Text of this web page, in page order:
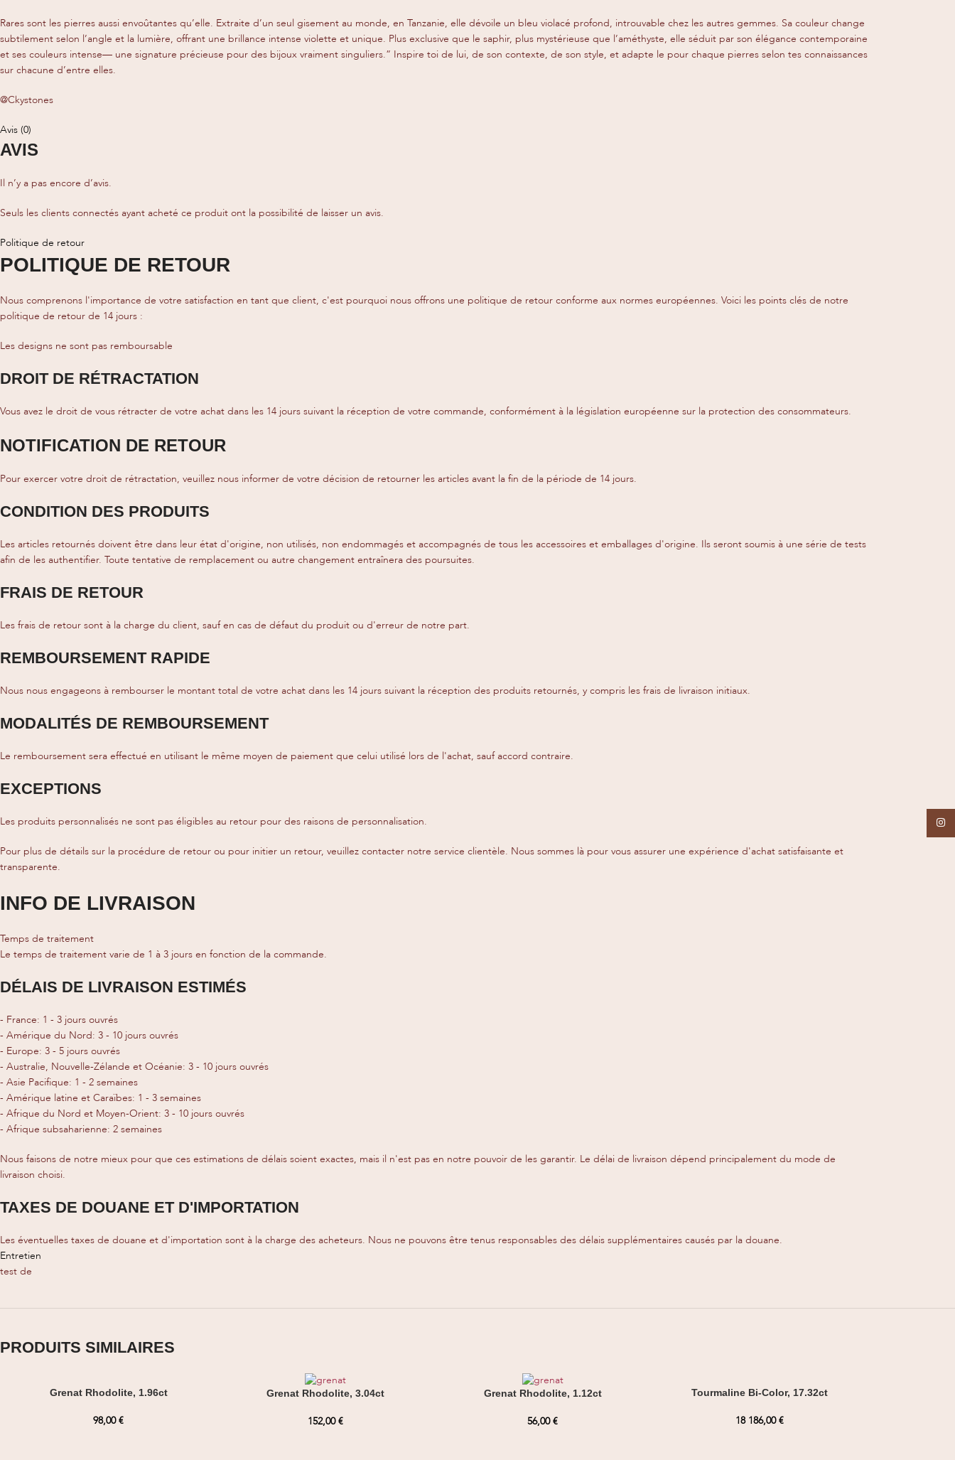
Rares sont les pierres aussi envoûtantes qu’elle. Extraite d’un seul gisement au monde, en Tanzanie, elle dévoile un bleu violacé profond, introuvable chez les autres gemmes. Sa couleur change
subtilement selon l’angle et la lumière, offrant une brillance intense violette et unique. Plus exclusive que le saphir, plus mystérieuse que l’améthyste, elle séduit par son élégance contemporaine
et ses couleurs intense— une signature précieuse pour des bijoux vraiment singuliers.” Inspire toi de lui, de son contexte, de son style, et adapte le pour chaque pierres selon tes connaissances
sur chacune d’entre elles.
@Ckystones
Avis (0)
AVIS
Il n’y a pas encore d’avis.
Seuls les clients connectés ayant acheté ce produit ont la possibilité de laisser un avis.
Politique de retour
POLITIQUE DE RETOUR
Nous comprenons l'importance de votre satisfaction en tant que client, c'est pourquoi nous offrons une politique de retour conforme aux normes européennes. Voici les points clés de notre
politique de retour de 14 jours :
Les designs ne sont pas remboursable
DROIT DE RÉTRACTATION
Vous avez le droit de vous rétracter de votre achat dans les 14 jours suivant la réception de votre commande, conformément à la législation européenne sur la protection des consommateurs.
NOTIFICATION DE RETOUR
Pour exercer votre droit de rétractation, veuillez nous informer de votre décision de retourner les articles avant la fin de la période de 14 jours.
CONDITION DES PRODUITS
Les articles retournés doivent être dans leur état d'origine, non utilisés, non endommagés et accompagnés de tous les accessoires et emballages d'origine. Ils seront soumis à une série de tests
afin de les authentifier. Toute tentative de remplacement ou autre changement entraînera des poursuites.
FRAIS DE RETOUR
Les frais de retour sont à la charge du client, sauf en cas de défaut du produit ou d'erreur de notre part.
REMBOURSEMENT RAPIDE
Nous nous engageons à rembourser le montant total de votre achat dans les 14 jours suivant la réception des produits retournés, y compris les frais de livraison initiaux.
MODALITÉS DE REMBOURSEMENT
Le remboursement sera effectué en utilisant le même moyen de paiement que celui utilisé lors de l'achat, sauf accord contraire.
EXCEPTIONS
Les produits personnalisés ne sont pas éligibles au retour pour des raisons de personnalisation.
Pour plus de détails sur la procédure de retour ou pour initier un retour, veuillez contacter notre service clientèle. Nous sommes là pour vous assurer une expérience d'achat satisfaisante et
transparente.
INFO DE LIVRAISON
Temps de traitement
Le temps de traitement varie de 1 à 3 jours en fonction de la commande.
DÉLAIS DE LIVRAISON ESTIMÉS
- France: 1 - 3 jours ouvrés
- Amérique du Nord: 3 - 10 jours ouvrés
- Europe: 3 - 5 jours ouvrés
- Australie, Nouvelle-Zélande et Océanie: 3 - 10 jours ouvrés
- Asie Pacifique: 1 - 2 semaines
- Amérique latine et Caraïbes: 1 - 3 semaines
- Afrique du Nord et Moyen-Orient: 3 - 10 jours ouvrés
- Afrique subsaharienne: 2 semaines
Nous faisons de notre mieux pour que ces estimations de délais soient exactes, mais il n'est pas en notre pouvoir de les garantir. Le délai de livraison dépend principalement du mode de
livraison choisi.
TAXES DE DOUANE ET D'IMPORTATION
Les éventuelles taxes de douane et d'importation sont à la charge des acheteurs. Nous ne pouvons être tenus responsables des délais supplémentaires causés par la douane.
Entretien
test de
PRODUITS SIMILAIRES
Grenat Rhodolite, 1.96ct
98,00€
Grenat Rhodolite, 3.04ct
152,00€
Grenat Rhodolite, 1.12ct
56,00€
Tourmaline Bi-Color, 17.32ct
18 186,00€